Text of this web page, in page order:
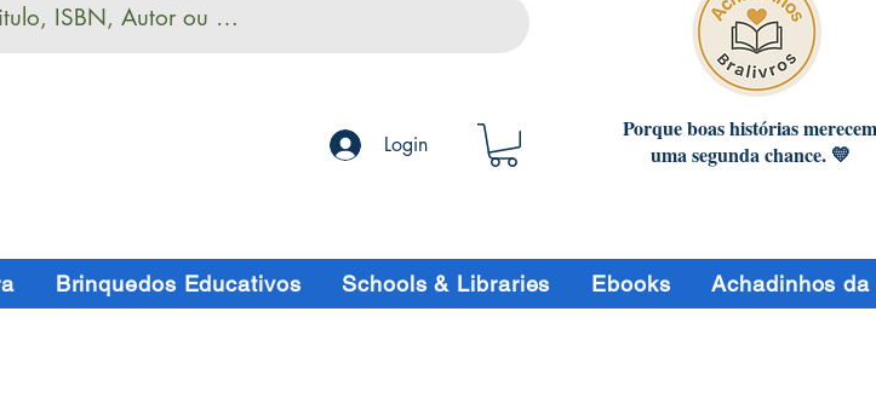
Login
Porque boas histórias merecem
uma segunda chance. 💛
Brinquedos Educativos Schools & Libraries Ebooks Achadinhos